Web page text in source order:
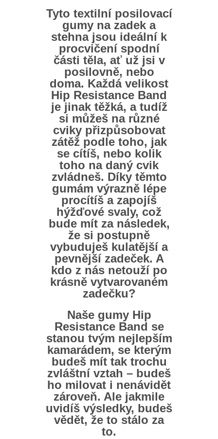
Tyto textilní posilovací
gumy na zadek a
stehna jsou ideální k
procvičení spodní
části těla, ať už jsi v
posilovně, nebo
doma. Každá velikost
Hip Resistance Band
je jinak těžká, a tudíž
si můžeš na různé
cviky přizpůsobovat
zátěž podle toho, jak
se cítíš, nebo kolik
toho na daný cvik
zvládneš. Díky těmto
gumám výrazně lépe
procítíš a zapojíš
hýžďové svaly, což
bude mít za následek,
že si postupně
vybuduješ kulatější a
pevnější zadeček. A
kdo z nás netouží po
krásně vytvarovaném
zadečku?
Naše gumy Hip
Resistance Band se
stanou tvým nejlepším
kamarádem, se kterým
budeš mít tak trochu
zvláštní vztah – budeš
ho milovat i nenávidět
zároveň. Ale jakmile
uvidíš výsledky, budeš
vědět, že to stálo za
to.